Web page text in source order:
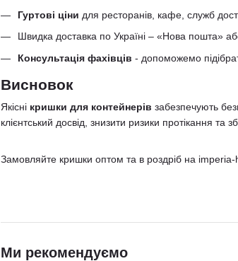
Гуртові ціни для ресторанів, кафе, служб
Швидка доставка по Україні – «Нова пошта»
Консультація фахівців - допоможемо
Висновок
Якісні кришки для контейнерів забезпечують
клієнтський досвід, знизити ризики протікання та
Замовляйте кришки оптом та в роздріб на
Ми рекомендуємо